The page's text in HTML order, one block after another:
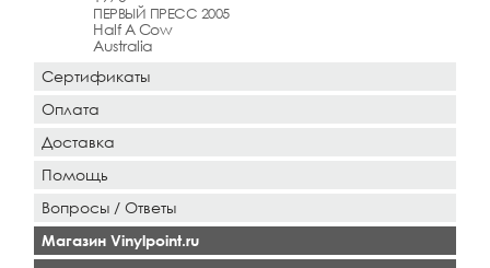
ПЕРВЫЙ ПРЕСС 2005
Half A Cow
Australia
Сертификаты
Оплата
Доставка
Помощь
Вопросы / Ответы
Магазин Vinylpoint.ru